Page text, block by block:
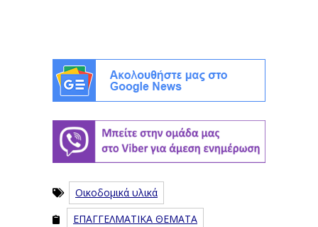
Οικοδομικά υλικά
ΕΠΑΓΓΕΛΜΑΤΙΚΑ ΘΕΜΑΤΑ